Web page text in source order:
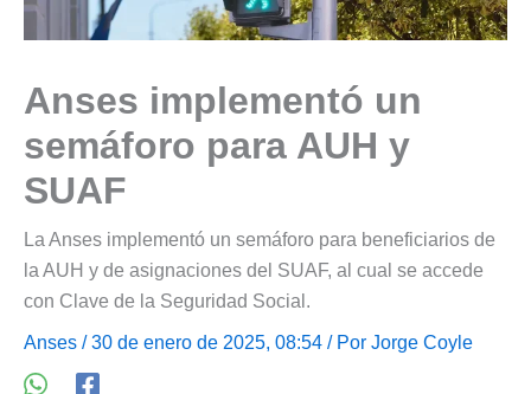
Anses implementó un
semáforo para AUH y
SUAF
La Anses implementó un semáforo para beneficiarios de
la AUH y de asignaciones del SUAF, al cual se accede
con Clave de la Seguridad Social.
Anses / 30 de enero de 2025, 08:54 / Por Jorge Coyle